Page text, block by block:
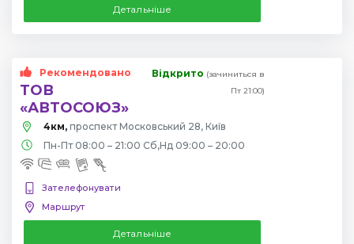
Детальніше
Рекомендовано
ТОВ
«АВТОСОЮЗ»
Відкрито (зачиниться в
Пт 21:00)
4км, проспект Московський 28, Київ
Пн-Пт 08:00 – 21:00 Сб,Нд 09:00 – 20:00
Зателефонувати
Маршрут
Детальніше